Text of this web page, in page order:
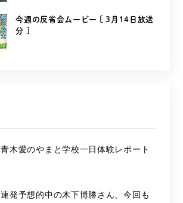
今週の反省会ムービー [ 3月14日放送
分 ]
青木愛のやまと学校一日体験レポート
連発予想的中の木下博勝さん、今回も